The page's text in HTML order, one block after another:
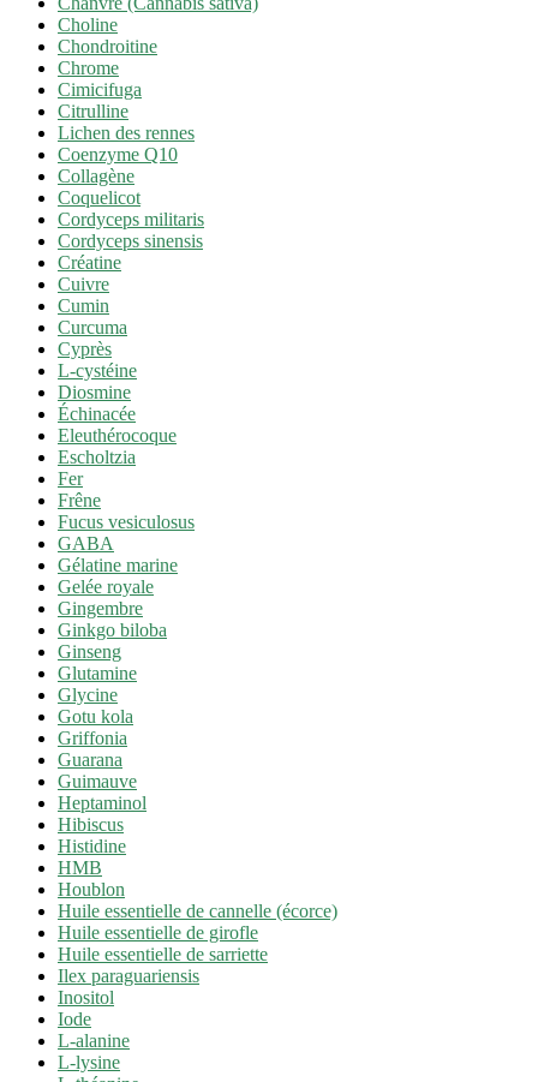
Choline
Chondroitine
Chrome
Cimicifuga
Citrulline
Lichen des rennes
Coenzyme Q10
Collagène
Coquelicot
Cordyceps militaris
Cordyceps sinensis
Créatine
Cuivre
Cumin
Curcuma
Cyprès
L-cystéine
Diosmine
Échinacée
Eleuthérocoque
Escholtzia
Fer
Frêne
Fucus vesiculosus
GABA
Gélatine marine
Gelée royale
Gingembre
Ginkgo biloba
Ginseng
Glutamine
Glycine
Gotu kola
Griffonia
Guarana
Guimauve
Heptaminol
Hibiscus
Histidine
HMB
Houblon
Huile essentielle de cannelle (écorce)
Huile essentielle de girofle
Huile essentielle de sarriette
Ilex paraguariensis
Inositol
Iode
L-alanine
L-lysine